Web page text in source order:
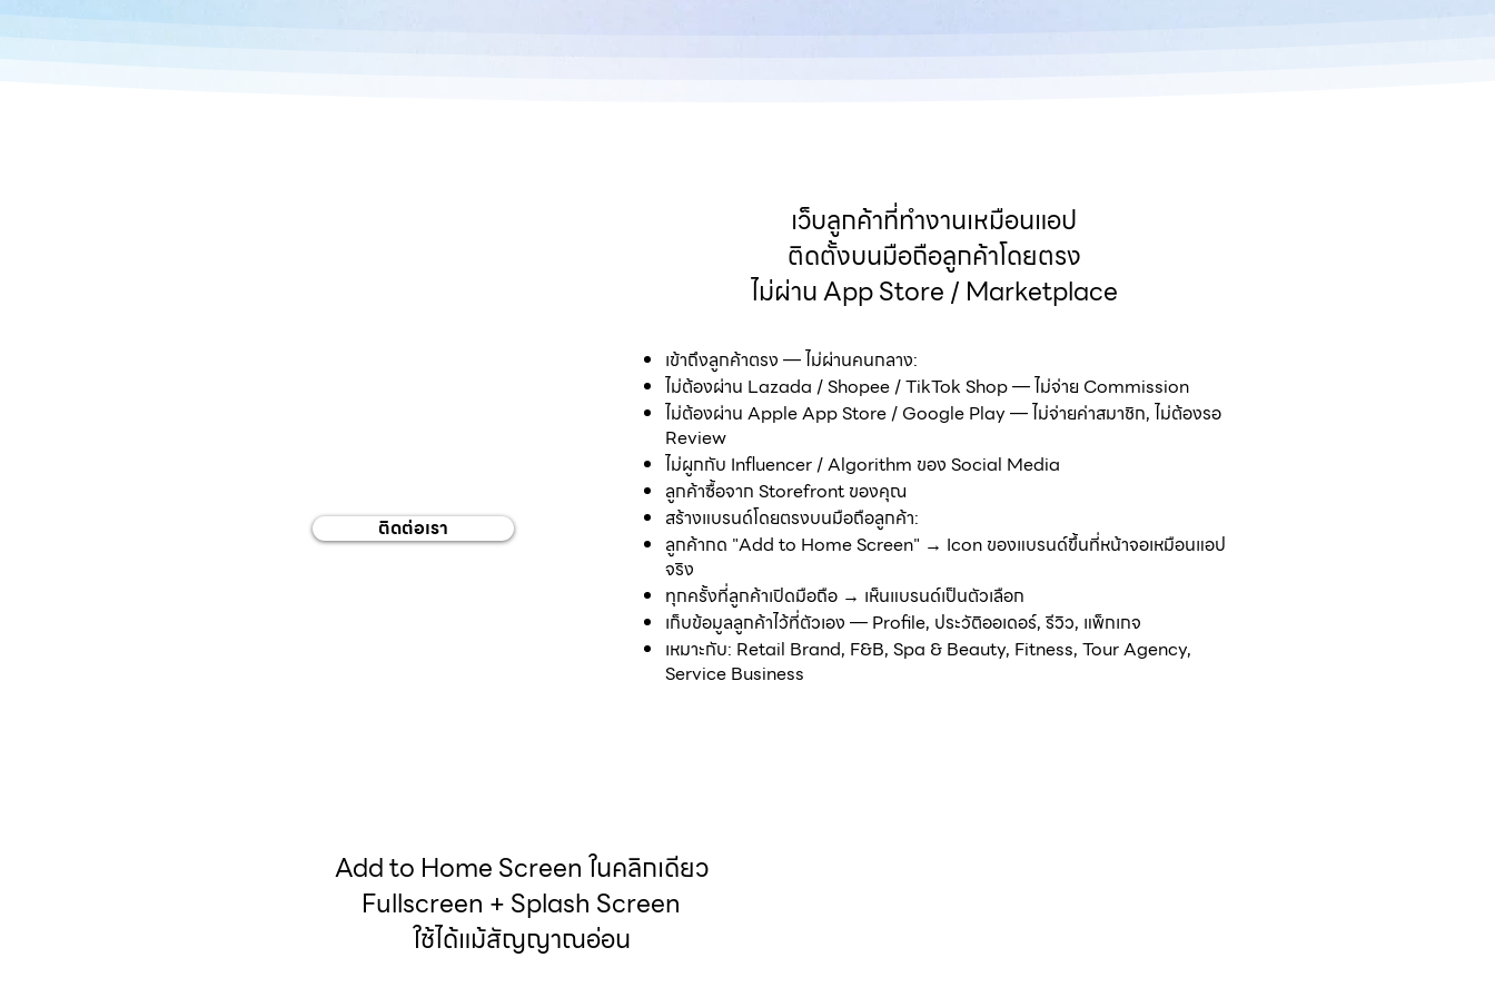
ติดต่อเรา
เว็บลูกค้าที่ทำงานเหมือนแอป
ติดตั้งบนมือถือลูกค้าโดยตรง
ไม่ผ่าน App Store / Marketplace
เข้าถึงลูกค้าตรง — ไม่ผ่านคนกลาง:
ไม่ต้องผ่าน Lazada / Shopee / TikTok Shop — ไม่จ่าย Commission
ไม่ต้องผ่าน Apple App Store / Google Play — ไม่จ่ายค่าสมาชิก, ไม่ต้องรอ
Review
ไม่ผูกกับ Influencer / Algorithm ของ Social Media
ลูกค้าซื้อจาก Storefront ของคุณ
สร้างแบรนด์โดยตรงบนมือถือลูกค้า:
ลูกค้ากด "Add to Home Screen" → Icon ของแบรนด์ขึ้นที่หน้าจอเหมือนแอป
จริง
ทุกครั้งที่ลูกค้าเปิดมือถือ → เห็นแบรนด์เป็นตัวเลือก
เก็บข้อมูลลูกค้าไว้ที่ตัวเอง — Profile, ประวัติออเดอร์, รีวิว, แพ็กเกจ
เหมาะกับ: Retail Brand, F&B, Spa & Beauty, Fitness, Tour Agency,
Service Business
Add to Home Screen ในคลิกเดียว
Fullscreen + Splash Screen
ใช้ได้แม้สัญญาณอ่อน